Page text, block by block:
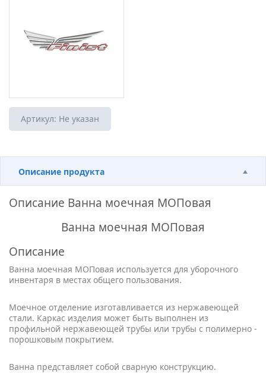
Артикул: Не указан
Описание продукта
Описание Ванна моечная МОПовая
Ванна моечная МОПовая
Описание
Ванна моечная МОПовая используется для уборочного
инвентаря в местах общего пользования.
Моечное отделение изготавливается из нержавеющей
стали. Каркас изделия может быть выполнен из
профильной нержавеющей трубы или трубы с полимерно -
порошковым покрытием.
Ванна представляет собой сварную конструкцию.